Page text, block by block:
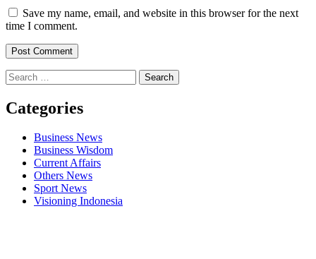
Save my name, email, and website in this browser for the next
time I comment.
Search
for:
Categories
Business News
Business Wisdom
Current Affairs
Others News
Sport News
Visioning Indonesia